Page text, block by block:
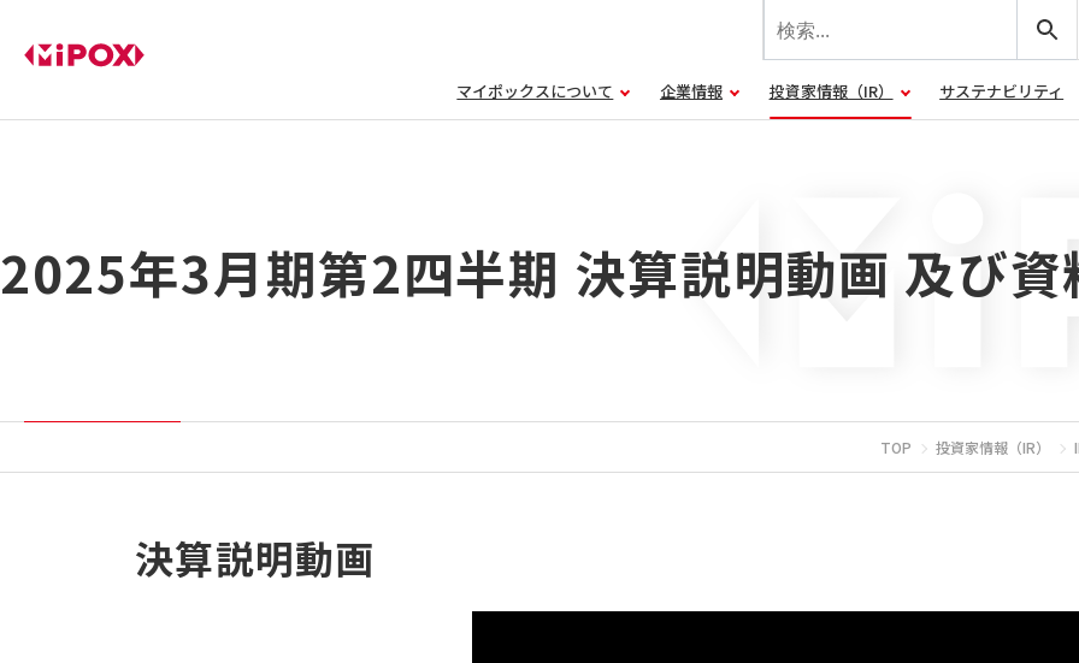
マイポックスについて 企業情報 投資家情報（IR） サステナビリティ
2025年3月期第2四半期 決算説明動画 及び資
TOP 投資家情報（IR）
決算説明動画